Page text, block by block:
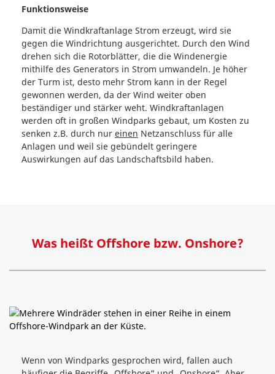
Funktionsweise
Damit die Windkraftanlage Strom erzeugt, wird sie
gegen die Windrichtung ausgerichtet. Durch den Wind
drehen sich die Rotorblätter, die die Windenergie
mithilfe des Generators in Strom umwandeln. Je höher
der Turm ist, desto mehr Strom kann in der Regel
gewonnen werden, da der Wind weiter oben
beständiger und stärker weht. Windkraftanlagen
werden oft in großen Windparks gebaut, um Kosten zu
senken z.B. durch nur einen Netzanschluss für alle
Anlagen und weil sie gebündelt geringere
Auswirkungen auf das Landschaftsbild haben.
Was heißt Offshore bzw. Onshore?
Wenn von Windparks gesprochen wird, fallen auch